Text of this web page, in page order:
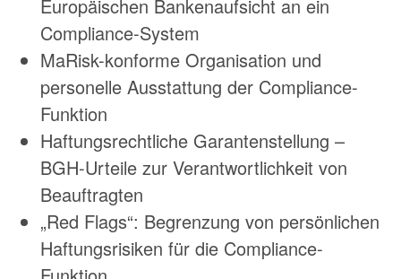
Europäischen Bankenaufsicht an ein
Compliance-System
MaRisk-konforme Organisation und
personelle Ausstattung der Compliance-
Funktion
Haftungsrechtliche Garantenstellung –
BGH-Urteile zur Verantwortlichkeit von
Beauftragten
„Red Flags“: Begrenzung von persönlichen
Haftungsrisiken für die Compliance-